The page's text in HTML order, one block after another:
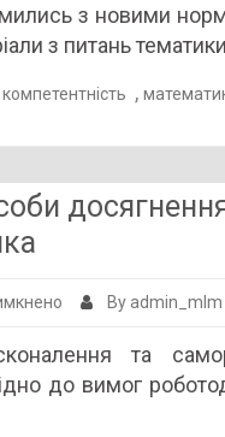
з новими
з питань
компетентність ,
до
„само…”,
–
By admin_mlm
та
до вимог